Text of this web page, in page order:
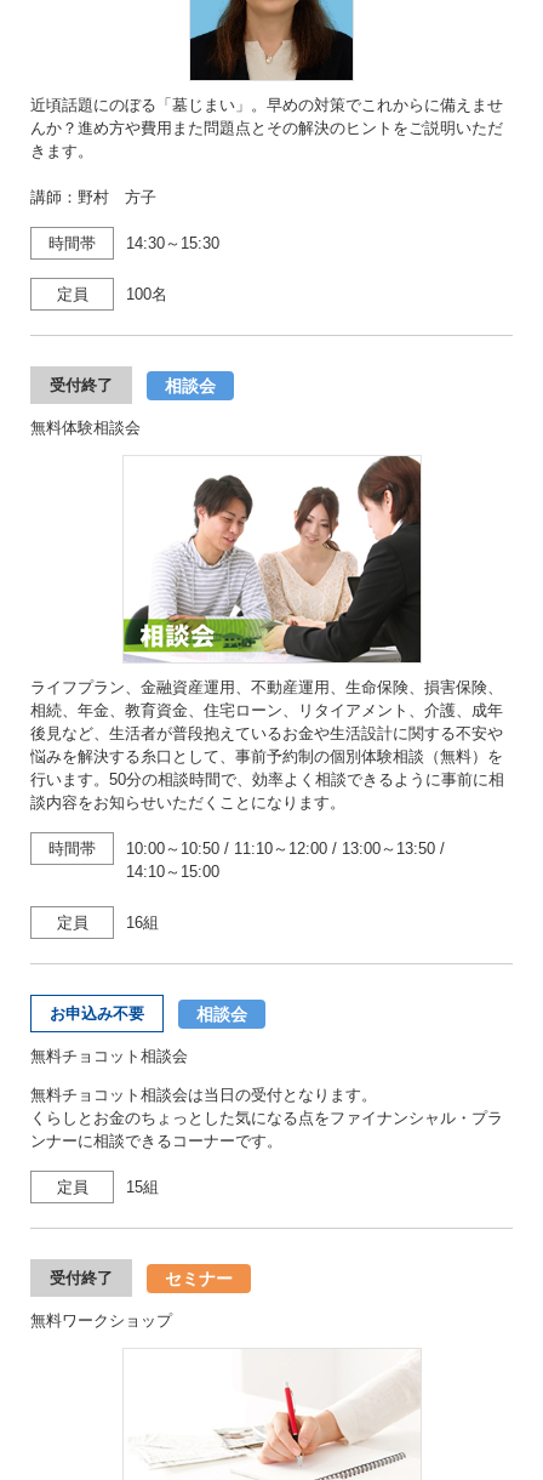
近頃話題にのぼる「墓じまい」。早めの対策でこれからに備えませ
んか？進め方や費用また問題点とその解決のヒントをご説明いただ
きます。
講師：野村 方子
時間帯 14:30～15:30
定員 100名
受付終了 相談会
無料体験相談会
ライフプラン、金融資産運用、不動産運用、生命保険、損害保険、
相続、年金、教育資金、住宅ローン、リタイアメント、介護、成年
後見など、生活者が普段抱えているお金や生活設計に関する不安や
悩みを解決する糸口として、事前予約制の個別体験相談（無料）を
行います。50分の相談時間で、効率よく相談できるように事前に相
談内容をお知らせいただくことになります。
時間帯 10:00～10:50 / 11:10～12:00 / 13:00～13:50 /
14:10～15:00
定員 16組
お申込み不要 相談会
無料チョコット相談会
無料チョコット相談会は当日の受付となります。
くらしとお金のちょっとした気になる点をファイナンシャル・プラ
ンナーに相談できるコーナーです。
定員 15組
受付終了 セミナー
無料ワークショップ